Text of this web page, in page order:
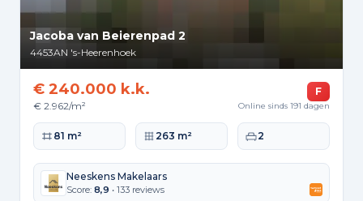
Jacoba van Beierenpad 2
4453AN 's-Heerenhoek
€ 240.000 k.k.
€ 2.962/m²
F
Online sinds 191 dagen
Woonoppervlakte
81 m² Perceeloppervlakte
263 m² Slaapkamers
2
Neeskens Makelaars
Score: 8,9 • 133 reviews